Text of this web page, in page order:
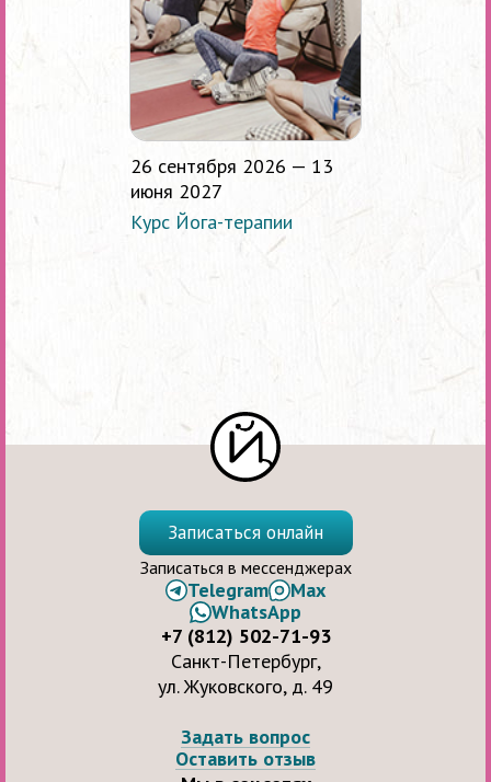
26 сентября 2026 — 13
июня 2027
Курс Йога-терапии
Задать вопрос
Оставить отзыв
Записаться онлайн
Записаться в мессенджерах
Telegram
Max
WhatsApp
+7 (812) 502-71-93
Санкт-Петербург,
ул. Жуковского, д. 49